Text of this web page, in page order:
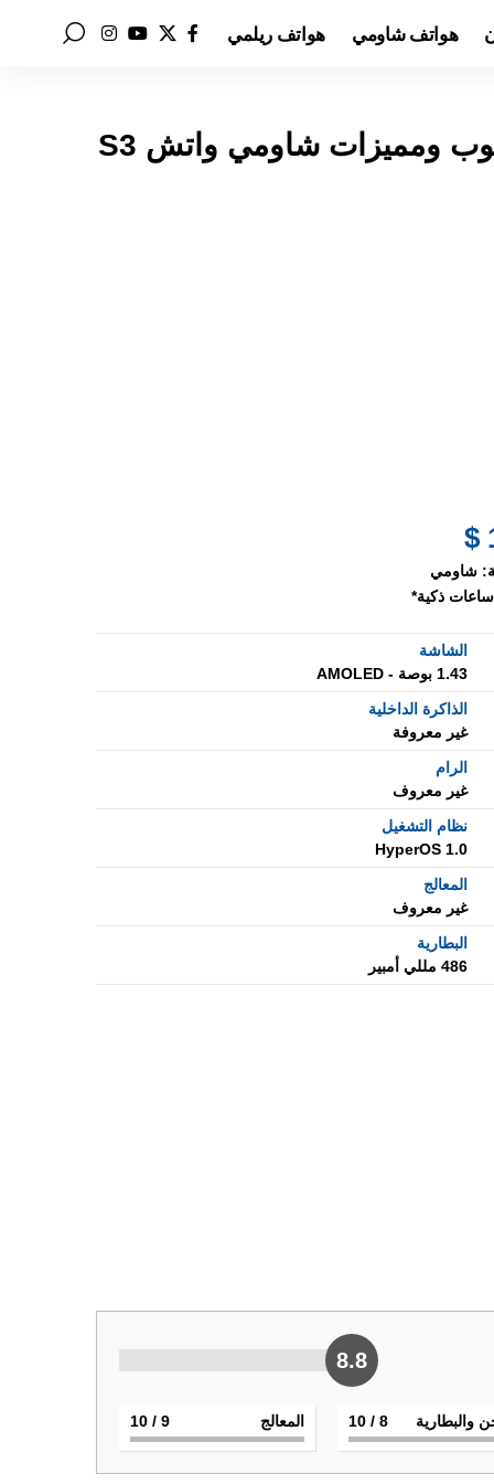
هواتف شاومي هواتف ريلمي
شاومي
ساعات ذكية*
الشاشة
1.43 بوصة - AMOLED
الذاكرة الداخلية
غير معروفة
الرام
غير معروف
نظام التشغيل
HyperOS 1.0
المعالج
غير معروف
البطارية
486 مللي أمبير
8.8
والبطارية 8
/ 10 المعالج 9
/ 10